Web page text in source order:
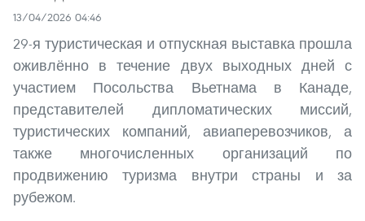
13/04/2026 04:46
29-я туристическая и отпускная выставка прошла
оживлённо в течение двух выходных дней с
участием Посольства Вьетнама в Канаде,
представителей дипломатических миссий,
туристических компаний, авиаперевозчиков, а
также многочисленных организаций по
продвижению туризма внутри страны и за
рубежом.